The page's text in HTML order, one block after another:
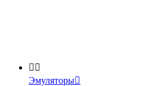
 
Эмуляторы